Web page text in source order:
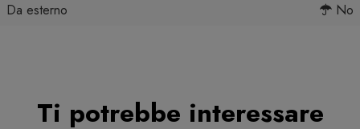
Da esterno
No
Ti potrebbe interessare